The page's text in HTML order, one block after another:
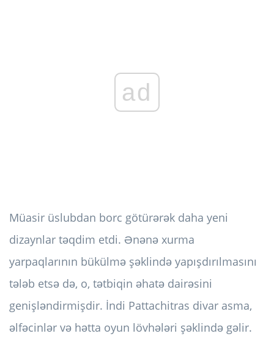
ad
Müasir üslubdan borc götürərək daha yeni
dizaynlar təqdim etdi. Ənənə xurma
yarpaqlarının bükülmə şəklində yapışdırılmasını
tələb etsə də, o, tətbiqin əhatə dairəsini
genişləndirmişdir. İndi Pattachitras divar asma,
əlfəcinlər və hətta oyun lövhələri şəklində gəlir.